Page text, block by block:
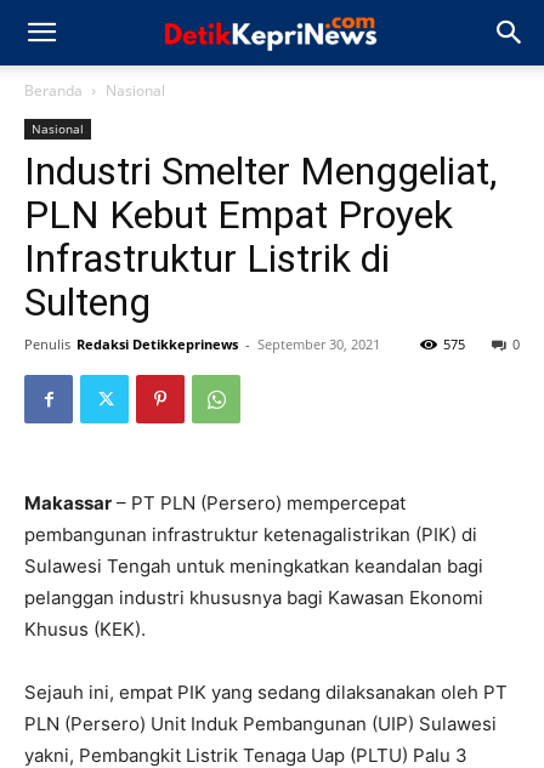
Beranda Nasional
Nasional
Industri Smelter Menggeliat,
PLN Kebut Empat Proyek
Infrastruktur Listrik di
Sulteng
Penulis Redaksi Detikkeprinews - September 30, 2021 0
575
Makassar – PT PLN (Persero) mempercepat
pembangunan infrastruktur ketenagalistrikan (PIK) di
Sulawesi Tengah untuk meningkatkan keandalan bagi
pelanggan industri khususnya bagi Kawasan Ekonomi
Khusus (KEK).
Sejauh ini, empat PIK yang sedang dilaksanakan oleh PT
PLN (Persero) Unit Induk Pembangunan (UIP) Sulawesi
yakni, Pembangkit Listrik Tenaga Uap (PLTU) Palu 3